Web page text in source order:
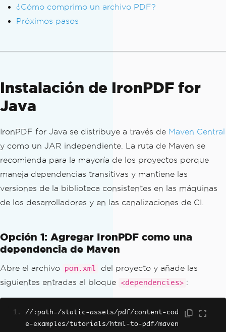
¿Cómo comprimo un archivo PDF?
Próximos pasos
Instalación de IronPDF for
Java
IronPDF for Java se distribuye a través de Maven Central
y como un JAR independiente. La ruta de Maven se
recomienda para la mayoría de los proyectos porque
maneja dependencias transitivas y mantiene las
versiones de la biblioteca consistentes en las máquinas
de los desarrolladores y en las canalizaciones de CI.
Opción 1: Agregar IronPDF como una
dependencia de Maven
Abre el archivo pom.xml
del proyecto y añade las
siguientes entradas al bloque <dependencies> :
//:path=/static-assets/pdf/content-cod
e-examples/tutorials/html-to-pdf/maven